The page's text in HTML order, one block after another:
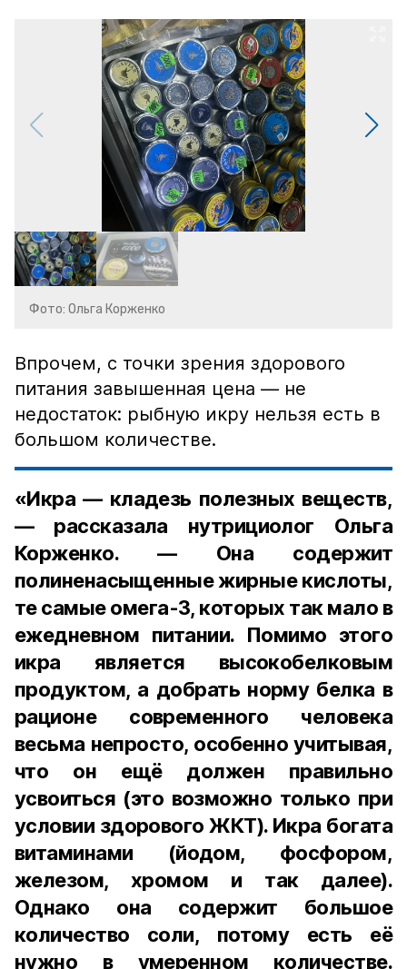
Фото: Ольга Корженко
Впрочем, с точки зрения здорового
питания завышенная цена — не
недостаток: рыбную икру нельзя есть в
большом количестве.
«Икра — кладезь полезных веществ,
— рассказала нутрициолог Ольга
Корженко. — Она содержит
полиненасыщенные жирные кислоты,
те самые омега-3, которых так мало в
ежедневном питании. Помимо этого
икра является высокобелковым
продуктом, а добрать норму белка в
рационе современного человека
весьма непросто, особенно учитывая,
что он ещё должен правильно
усвоиться (это возможно только при
условии здорового ЖКТ). Икра богата
витаминами (йодом, фосфором,
железом, хромом и так далее).
Однако она содержит большое
количество соли, потому есть её
нужно в умеренном количестве.